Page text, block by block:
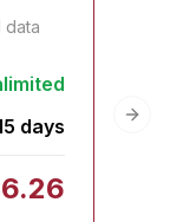
data
days